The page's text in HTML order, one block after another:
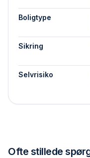
Boligtype
Sikring
Selvrisiko
Ofte stillede